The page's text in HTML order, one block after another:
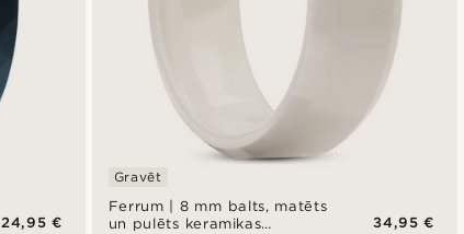
24,95 €
Ferrum | 8 mm balts, matēts
un pulēts keramikas
Gravēt
34,95 €